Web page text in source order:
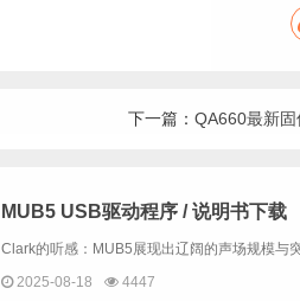
下一篇： QA660最新
MUB5 USB驱动程序 / 说明书下载
2025-08-18
4447